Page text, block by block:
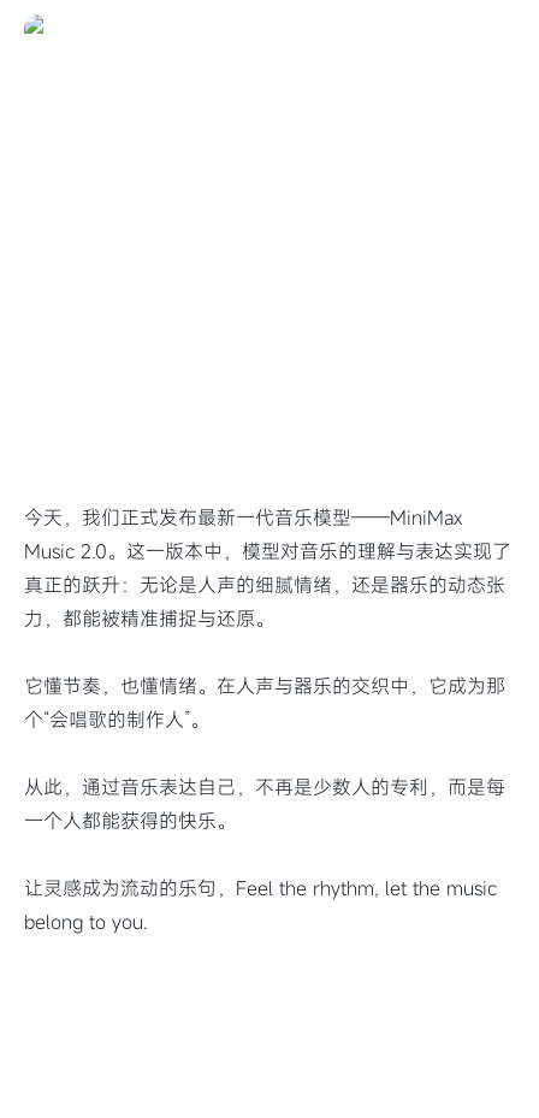
今天，我们正式发布最新一代音乐模型——MiniMax
Music 2.0。这一版本中，模型对音乐的理解与表达实现了
真正的跃升：无论是人声的细腻情绪，还是器乐的动态张
力，都能被精准捕捉与还原。
它懂节奏，也懂情绪。在人声与器乐的交织中，它成为那
个“会唱歌的制作人”。
从此，通过音乐表达自己，不再是少数人的专利，而是每
一个人都能获得的快乐。
让灵感成为流动的乐句，Feel the rhythm, let the music
belong to you.